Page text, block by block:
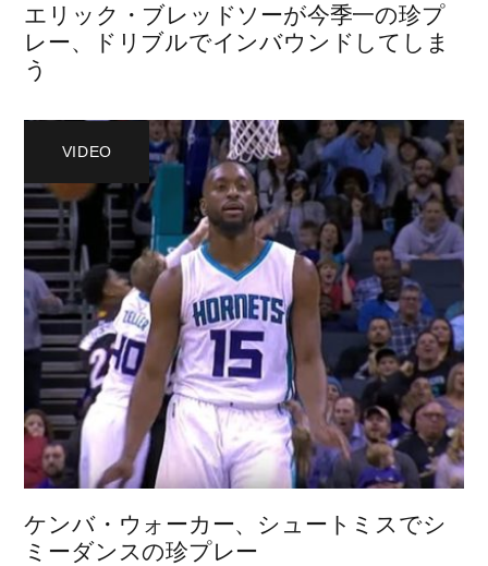
エリック・ブレッドソーが今季一の珍プ
レー、ドリブルでインバウンドしてしま
う
VIDEO
ケンバ・ウォーカー、シュートミスでシ
ミーダンスの珍プレー